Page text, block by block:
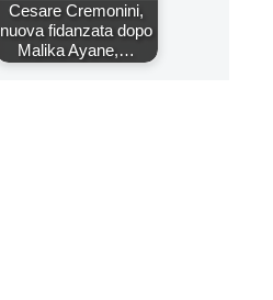
Cesare Cremonini,
nuova fidanzata dopo
Malika Ayane,…